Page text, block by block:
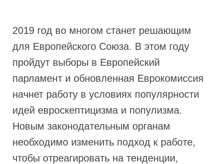
2019 год во многом станет решающим
для Европейского Союза. В этом году
пройдут выборы в Европейский
парламент и обновленная Еврокомиссия
начнет работу в условиях популярности
идей евроскептицизма и популизма.
Новым законодательным органам
необходимо изменить подход к работе,
чтобы отреагировать на тенденции,